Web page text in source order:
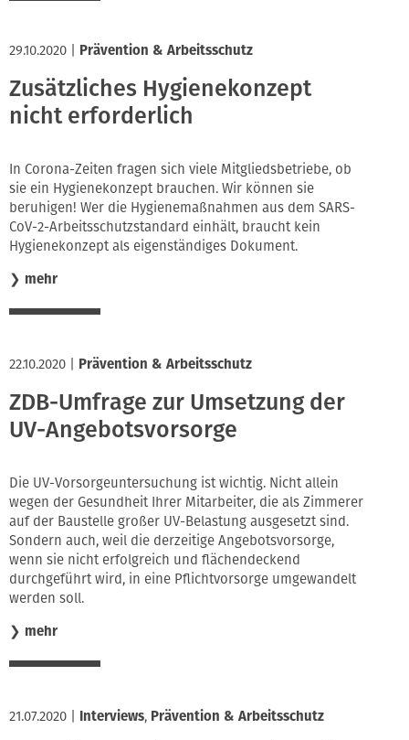
29.10.2020 Prävention & Arbeitsschutz
Zusätzliches Hygienekonzept
nicht erforderlich
In Corona-Zeiten fragen sich viele Mitgliedsbetriebe, ob
sie ein Hygienekonzept brauchen. Wir können sie
beruhigen! Wer die Hygienemaßnahmen aus dem SARS-
CoV-2-Arbeitsschutzstandard einhält, braucht kein
Hygienekonzept als eigenständiges Dokument.
❯ mehr
22.10.2020 Prävention & Arbeitsschutz
ZDB-Umfrage zur Umsetzung der
UV-Angebotsvorsorge
Die UV-Vorsorgeuntersuchung ist wichtig. Nicht allein
wegen der Gesundheit Ihrer Mitarbeiter, die als Zimmerer
auf der Baustelle großer UV-Belastung ausgesetzt sind.
Sondern auch, weil die derzeitige Angebotsvorsorge,
wenn sie nicht erfolgreich und flächendeckend
durchgeführt wird, in eine Pflichtvorsorge umgewandelt
werden soll.
❯ mehr
21.07.2020 Interviews, Prävention & Arbeitsschutz